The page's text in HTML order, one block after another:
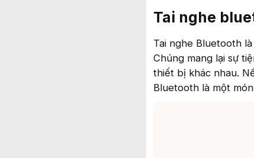
Tai nghe
Tai nghe Bluetooth
Chúng mang lại sự
thiết bị khác nhau.
Bluetooth là một